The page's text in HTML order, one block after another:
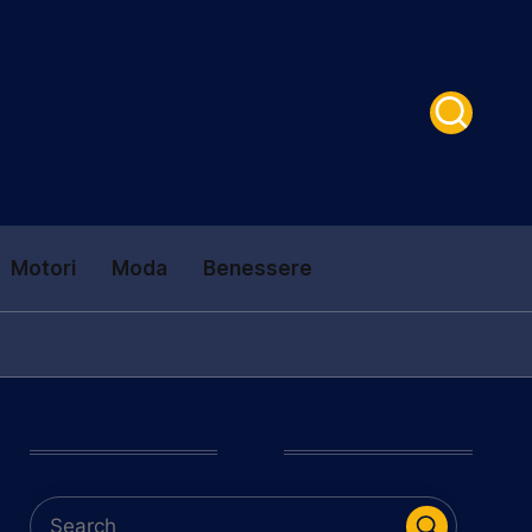
Motori Moda Benessere
Cerca